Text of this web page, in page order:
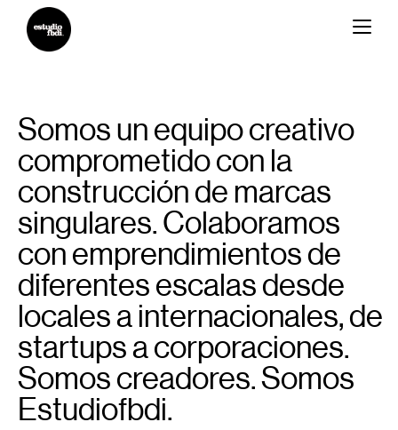
Somos un equipo creativo
comprometido con la
construcción de marcas
singulares. Colaboramos
con emprendimientos de
diferentes escalas desde
locales a internacionales, de
startups a corporaciones.
Somos creadores. Somos
Estudiofbdi.